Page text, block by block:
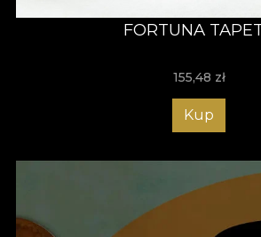
FORTUNA
155,48 zł
Kup